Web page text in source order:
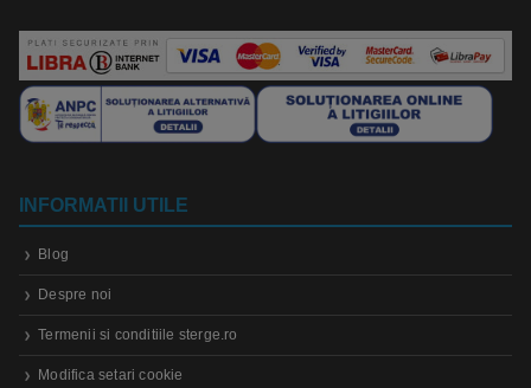
INFORMATII UTILE
Blog
Despre noi
Termenii si conditiile sterge.ro
Modifica setari cookie